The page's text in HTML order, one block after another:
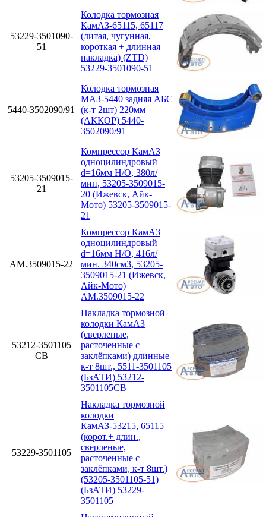
53229-3501090-
51
Колодка тормозная
КамАЗ-65115, 65117
(литая, чугунная,
короткая + длинная
накладка) (ZTD)
53229-3501090-51
5440-3502090/91
Колодка тормозная
МАЗ-5440 задняя АБС
(к-т 2шт) 220мм
(АККОР) 5440-
3502090/91
53205-3509015-
21
Компрессор КамАЗ
одноцилиндровый
d=16мм Н/О, 380л/
мин, 53205-3509015-
20 (Ижевск, Айк-
Мото) 53205-3509015-
21
АМ.3509015-22
Компрессор КамАЗ
одноцилиндровый
d=16мм Н/О, 416л/
мин. 340см3, 53205-
3509015-21 (Ижевск,
Айк-Мото)
АМ.3509015-22
53212-3501105
СВ
Накладка тормозной
колодки КамАЗ
(сверленые,
расточенные с
заклёпками) длинные
к-т 8шт., 5511-3501105
(БзАТИ) 53212-
3501105СВ
53229-3501105
Накладка тормозной
колодки
КамАЗ-53215, 65115
(корот.+ длин.,
сверленые,
расточенные с
заклёпками, к-т 8шт.)
(53205-3501105-51)
(БзАТИ) 53229-
3501105